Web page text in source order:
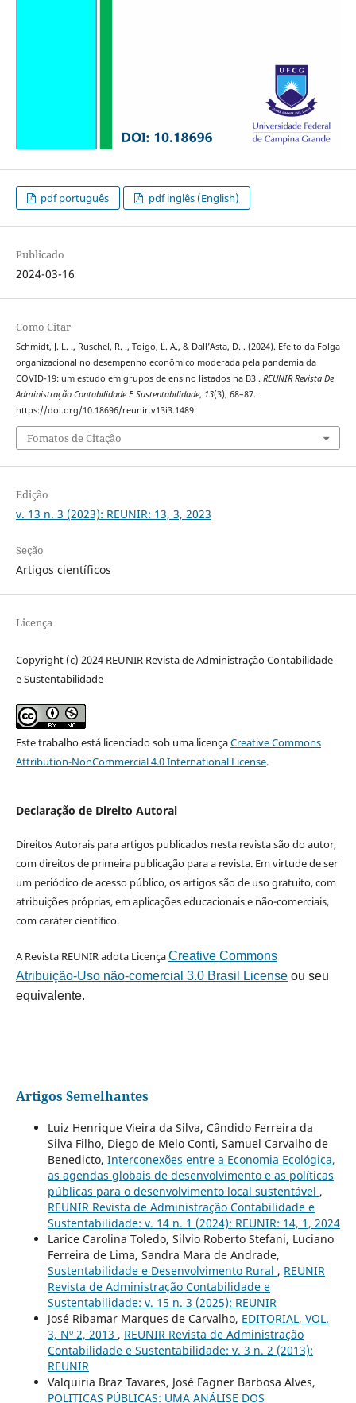
pdf português pdf inglês (English)
Publicado
2024-03-16
Como Citar
Schmidt, J. L. ., Ruschel, R. ., Toigo, L. A., & Dall’Asta, D. . (2024). Efeito da Folga
organizacional no desempenho econômico moderada pela pandemia da
COVID-19: um estudo em grupos de ensino listados na B3 . REUNIR Revista De
Administração Contabilidade E Sustentabilidade, 13(3), 68–87.
https://doi.org/10.18696/reunir.v13i3.1489
Fomatos de Citação
Edição
v. 13 n. 3 (2023): REUNIR: 13, 3, 2023
Seção
Artigos científicos
Licença
Copyright (c) 2024 REUNIR Revista de Administração Contabilidade
e Sustentabilidade
Este trabalho está licenciado sob uma licençaCreative Commons
Attribution-NonCommercial 4.0 International License.
Declaração de Direito Autoral
Direitos Autorais para artigos publicados nesta revista são do autor,
com direitos de primeira publicação para a revista. Em virtude de ser
um periódico de acesso público, os artigos são de uso gratuito, com
atribuições próprias, em aplicações educacionais e não-comerciais,
com caráter científico.
A Revista REUNIR adota LicençaCreative Commons
Atribuição-Uso não-comercial 3.0 Brasil Licenseou seu
equivalente.
Artigos Semelhantes
Luiz Henrique Vieira da Silva, Cândido Ferreira da
Silva Filho, Diego de Melo Conti, Samuel Carvalho de
Benedicto, Interconexões entre a Economia Ecológica,
as agendas globais de desenvolvimento e as políticas
públicas para o desenvolvimento local sustentável ,
REUNIR Revista de Administração Contabilidade e
Sustentabilidade: v. 14 n. 1 (2024): REUNIR: 14, 1, 2024
Larice Carolina Toledo, Silvio Roberto Stefani, Luciano
Ferreira de Lima, Sandra Mara de Andrade,
Sustentabilidade e Desenvolvimento Rural , REUNIR
Revista de Administração Contabilidade e
Sustentabilidade: v. 15 n. 3 (2025): REUNIR
José Ribamar Marques de Carvalho, EDITORIAL, VOL.
3, Nº 2, 2013 , REUNIR Revista de Administração
Contabilidade e Sustentabilidade: v. 3 n. 2 (2013):
REUNIR
Valquiria Braz Tavares, José Fagner Barbosa Alves,
POLITICAS PÚBLICAS: UMA ANÁLISE DOS